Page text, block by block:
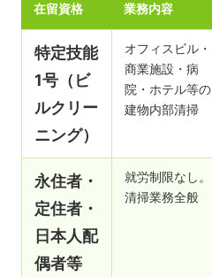
在留資格 業務内容
特定技能
1号（ビ
ルクリー
ニング）
オフィスビル・
商業施設・病
院・ホテル等の
建物内部清掃
永住者・
定住者・
日本人配
偶者等
就労制限なし。
清掃業務全般